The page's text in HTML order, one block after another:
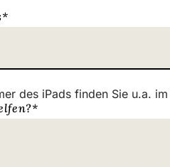
*
des iPads finden Sie u.a.
*